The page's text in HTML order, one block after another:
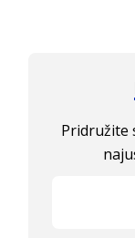
Pridružite